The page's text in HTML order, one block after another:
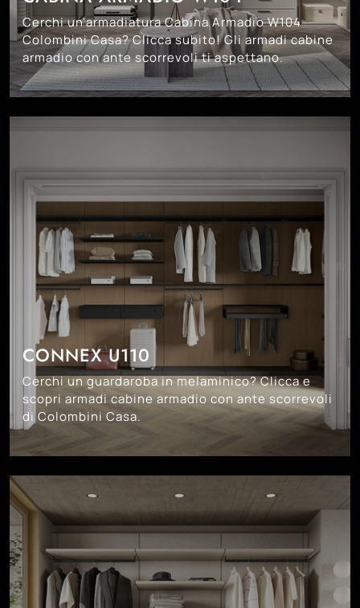
Cerchi un'armadiatura Cabina Armadio W104
Colombini Casa? Clicca subito! Gli armadi cabine
armadio con ante scorrevoli ti aspettano.
CONNEX U110
Cerchi un guardaroba in melaminico? Clicca e
scopri armadi cabine armadio con ante scorrevoli
di Colombini Casa.